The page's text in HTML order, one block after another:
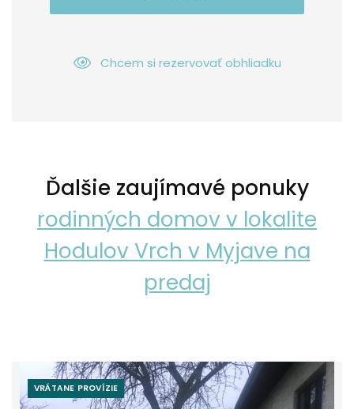
Chcem si rezervovať obhliadku
Ďalšie zaujímavé ponuky
rodinných domov v lokalite
Hodulov Vrch v Myjave na
predaj
VRÁTANE PROVÍZIE